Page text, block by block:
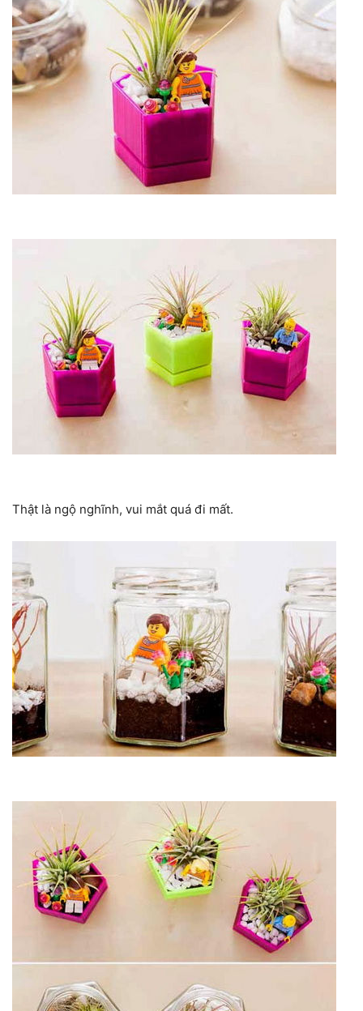
Thật là ngộ nghĩnh, vui mắt quá đi mất.